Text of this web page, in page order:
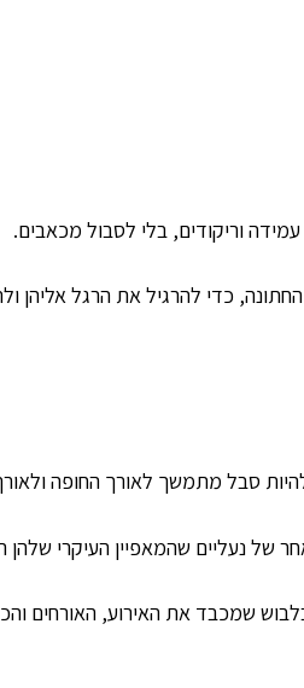
וריקודים, בלי לסבול מכאבים.
כדי להרגיל את הרגל אליהן
סבל מתמשך לאורך החופה
נעליים שהמאפיין העיקרי שלהן
שמכבד את האירוע, האורחים
גברררר יש לנו מבצע טיל
נעליים
גופיה
צור איתנו קשר 073-760-0140